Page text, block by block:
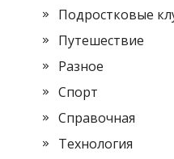
Подростковые
Путешествие
Разное
Спорт
Справочная
Технология